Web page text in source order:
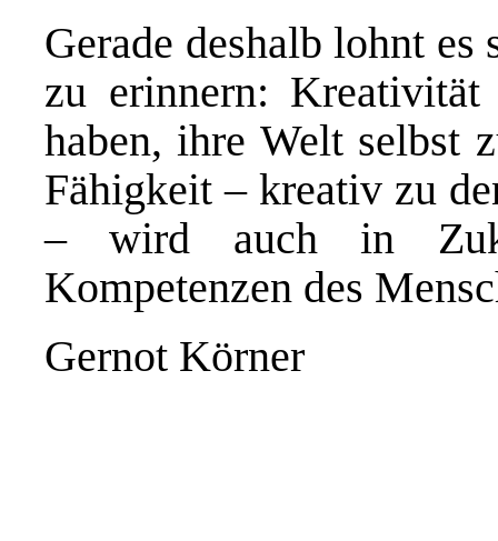
Gerade deshalb lohnt
zu erinnern:
haben, ihre Welt selbst
Fähigkeit – kreativ zu
– wird auch in
Kompetenzen des
Gernot Körner